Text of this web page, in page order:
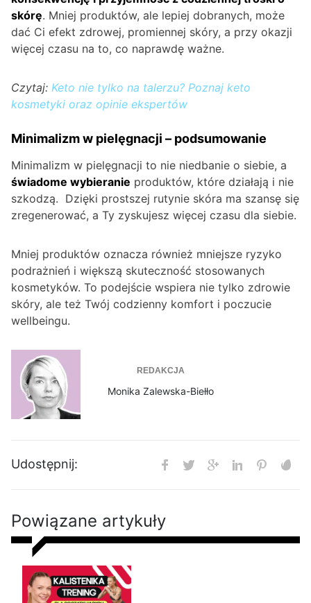
skórę. Mniej produktów, ale lepiej dobranych, może
dać Ci efekt zdrowej, promiennej skóry, a przy okazji
więcej czasu na to, co naprawdę ważne.
Czytaj: Keto nie tylko na talerzu? Poznaj keto
kosmetyki oraz opinie ekspertów
Minimalizm w pielęgnacji – podsumowanie
Minimalizm w pielęgnacji to nie niedbanie o siebie, a
świadome wybieranie produktów, które działają i nie
szkodzą. Dzięki prostszej rutynie skóra ma szansę się
zregenerować, a Ty zyskujesz więcej czasu dla siebie.
Mniej produktów oznacza również mniejsze ryzyko
podrażnień i większą skuteczność stosowanych
kosmetyków. To podejście wspiera nie tylko zdrowie
skóry, ale też Twój codzienny komfort i poczucie
wellbeingu.
Monika Zalewska-Biełło
REDAKCJA
Udostępnij:
Powiązane artykuły